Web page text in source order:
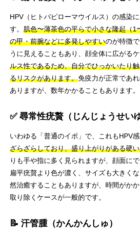
HPV（ヒトパピローマウイルス）の感染
す。 肌色〜薄茶色の平らで小さな隆起（1
の甲・前腕などに多発しやすいのが特徴
うに見えることもあり、顔全体に広がるケ
ルス性であるため、自分でひっかいたり
るリスクがあります。免疫力が正常であ
ありますが、数年かかることもあります。
✅ 尋常性疣贅（じんじょうせい
いわゆる「普通のイボ」で、これもHPV感
ざらざらしており、盛り上がりがある硬
りも手や指に多く見られますが、顔面に
扁平疣贅より色が濃く、サイズも大きく
然治癒することもありますが、時間がか
取り除くケースが一般的です。
📝 汗管腫（かんかんしゅ）